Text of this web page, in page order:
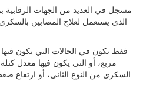
السكري من النوع الثاني، أو ارتفاع